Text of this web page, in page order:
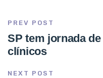
PREV POST
SP tem jornada
clínicos
NEXT POST